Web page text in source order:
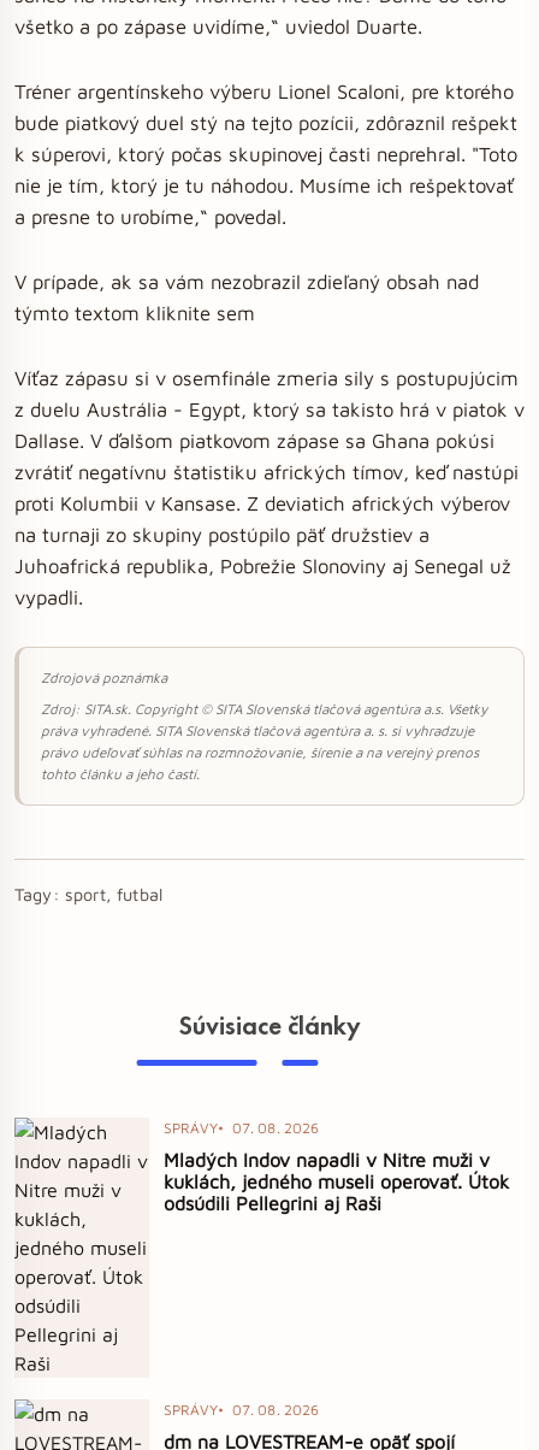
všetko a po zápase uvidíme,“ uviedol Duarte.
Tréner argentínskeho výberu Lionel Scaloni, pre ktorého
bude piatkový duel stý na tejto pozícii, zdôraznil rešpekt
k súperovi, ktorý počas skupinovej časti neprehral. "Toto
nie je tím, ktorý je tu náhodou. Musíme ich rešpektovať
a presne to urobíme,“ povedal.
V prípade, ak sa vám nezobrazil zdieľaný obsah nad
týmto textom kliknite sem
Víťaz zápasu si v osemfinále zmeria sily s postupujúcim
z duelu Austrália - Egypt, ktorý sa takisto hrá v piatok v
Dallase. V ďalšom piatkovom zápase sa Ghana pokúsi
zvrátiť negatívnu štatistiku afrických tímov, keď nastúpi
proti Kolumbii v Kansase. Z deviatich afrických výberov
na turnaji zo skupiny postúpilo päť družstiev a
Juhoafrická republika, Pobrežie Slonoviny aj Senegal už
vypadli.
Zdrojová poznámka
Zdroj: SITA.sk. Copyright © SITA Slovenská tlačová agentúra a.s. Všetky
práva vyhradené. SITA Slovenská tlačová agentúra a. s. si vyhradzuje
právo udeľovať súhlas na rozmnožovanie, šírenie a na verejný prenos
tohto článku a jeho častí.
Tagy: sport, futbal
Súvisiace články
SPRÁVY 07. 08. 2026
Mladých Indov napadli v Nitre muži v
kuklách, jedného museli operovať. Útok
odsúdili Pellegrini aj Raši
SPRÁVY 07. 08. 2026
dm na LOVESTREAM-e opäť spojí